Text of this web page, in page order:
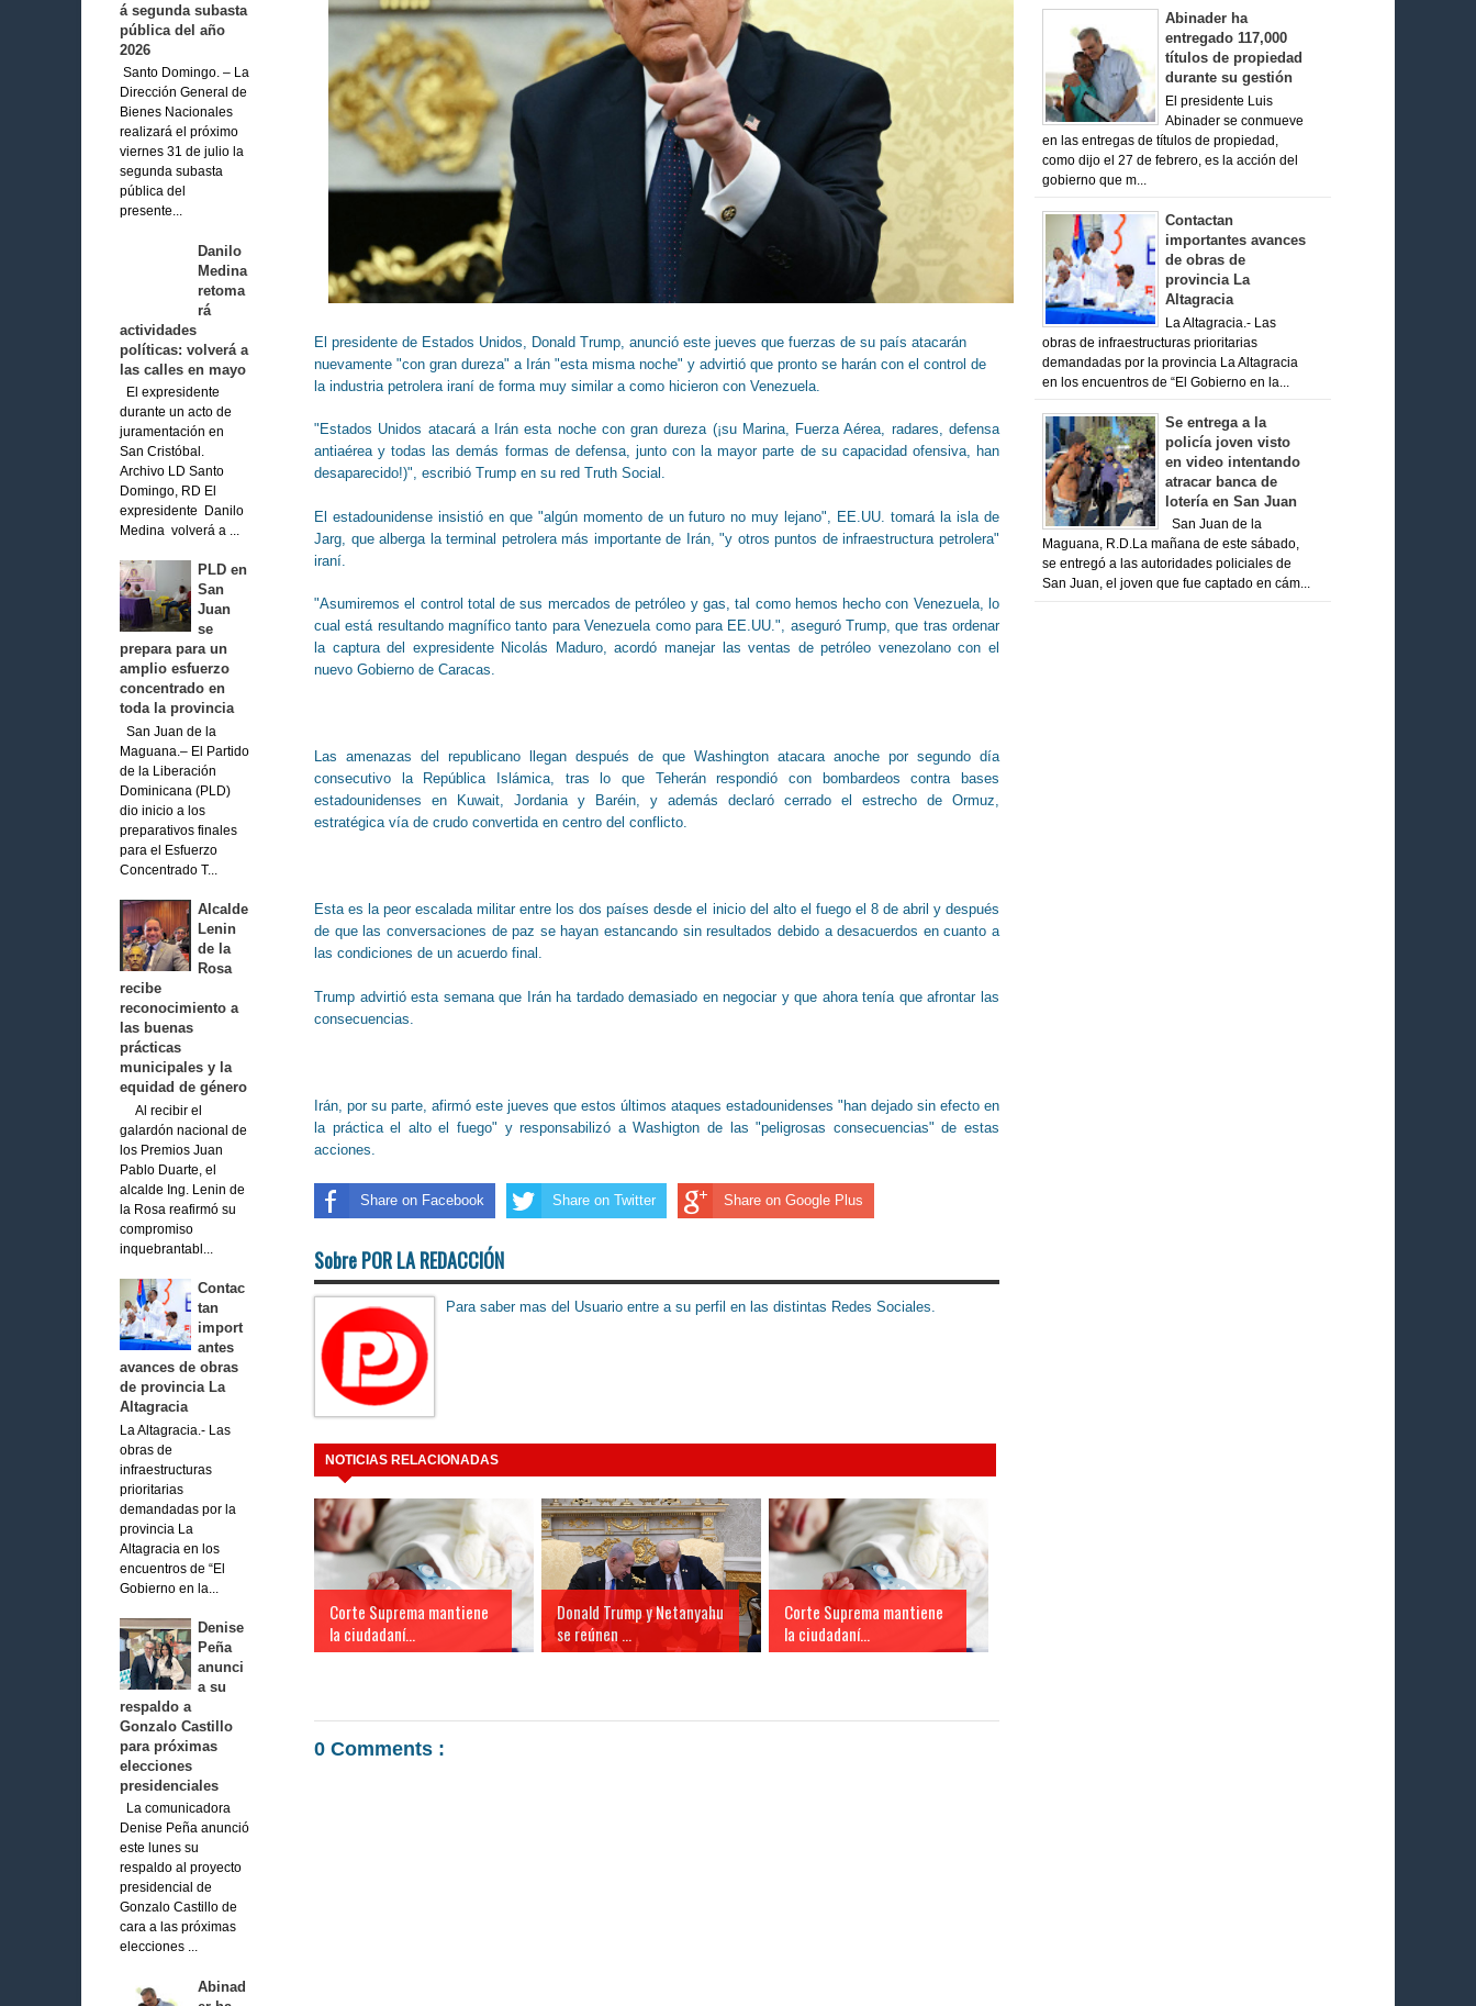
á segunda subasta
pública del año
2026
Santo Domingo. – La
Dirección General de
Bienes Nacionales
realizará el próximo
viernes 31 de julio la
segunda subasta
pública del
presente...
Danilo
Medina
retoma
rá
actividades
políticas: volverá a
las calles en mayo
El expresidente
durante un acto de
juramentación en
San Cristóbal.
Archivo LD Santo
Domingo, RD El
expresidente Danilo
Medina volverá a ...
PLD en
San
Juan
se
prepara para un
amplio esfuerzo
concentrado en
toda la provincia
San Juan de la
Maguana.– El Partido
de la Liberación
Dominicana (PLD)
dio inicio a los
preparativos finales
para el Esfuerzo
Concentrado T...
Alcalde
Lenin
de la
Rosa
recibe
reconocimiento a
las buenas
prácticas
municipales y la
equidad de género
Al recibir el
galardón nacional de
los Premios Juan
Pablo Duarte, el
alcalde Ing. Lenin de
la Rosa reafirmó su
compromiso
inquebrantabl...
Contac
tan
import
antes
avances de obras
de provincia La
Altagracia
La Altagracia.- Las
obras de
infraestructuras
prioritarias
demandadas por la
provincia La
Altagracia en los
encuentros de “El
Gobierno en la...
Denise
Peña
anunci
a su
respaldo a
Gonzalo Castillo
para próximas
elecciones
presidenciales
La comunicadora
Denise Peña anunció
este lunes su
respaldo al proyecto
presidencial de
Gonzalo Castillo de
cara a las próximas
elecciones ...
Abinad
El presidente de Estados Unidos, Donald Trump, anunció este jueves que fuerzas de su país atacarán
nuevamente "con gran dureza" a Irán "esta misma noche" y advirtió que pronto se harán con el control de
la industria petrolera iraní de forma muy similar a como hicieron con Venezuela.
"Estados Unidos atacará a Irán esta noche con gran dureza (¡su Marina, Fuerza Aérea, radares, defensa
antiaérea y todas las demás formas de defensa, junto con la mayor parte de su capacidad ofensiva, han
desaparecido!)", escribió Trump en su red Truth Social.
El estadounidense insistió en que "algún momento de un futuro no muy lejano", EE.UU. tomará la isla de
Jarg, que alberga la terminal petrolera más importante de Irán, "y otros puntos de infraestructura petrolera"
iraní.
"Asumiremos el control total de sus mercados de petróleo y gas, tal como hemos hecho con Venezuela, lo
cual está resultando magnífico tanto para Venezuela como para EE.UU.", aseguró Trump, que tras ordenar
la captura del expresidente Nicolás Maduro, acordó manejar las ventas de petróleo venezolano con el
nuevo Gobierno de Caracas.
Las amenazas del republicano llegan después de que Washington atacara anoche por segundo día
consecutivo la República Islámica, tras lo que Teherán respondió con bombardeos contra bases
estadounidenses en Kuwait, Jordania y Baréin, y además declaró cerrado el estrecho de Ormuz,
estratégica vía de crudo convertida en centro del conflicto.
Esta es la peor escalada militar entre los dos países desde el inicio del alto el fuego el 8 de abril y después
de que las conversaciones de paz se hayan estancando sin resultados debido a desacuerdos en cuanto a
las condiciones de un acuerdo final.
Trump advirtió esta semana que Irán ha tardado demasiado en negociar y que ahora tenía que afrontar las
consecuencias.
Irán, por su parte, afirmó este jueves que estos últimos ataques estadounidenses "han dejado sin efecto en
la práctica el alto el fuego" y responsabilizó a Washigton de las "peligrosas consecuencias" de estas
acciones.
Share on Facebook Share on Twitter Share on Google Plus
Sobre POR LA REDACCIÓN
Para saber mas del Usuario entre a su perfil en las distintas Redes Sociales.
NOTICIAS RELACIONADAS
Corte Suprema mantiene
la ciudadaní...
Donald Trump y Netanyahu
se reúnen ...
Corte Suprema mantiene
la ciudadaní...
0 Comments :
Abinader ha
entregado 117,000
títulos de propiedad
durante su gestión
El presidente Luis
Abinader se conmueve
en las entregas de títulos de propiedad,
como dijo el 27 de febrero, es la acción del
gobierno que m...
Contactan
importantes avances
de obras de
provincia La
Altagracia
La Altagracia.- Las
obras de infraestructuras prioritarias
demandadas por la provincia La Altagracia
en los encuentros de “El Gobierno en la...
Se entrega a la
policía joven visto
en video intentando
atracar banca de
lotería en San Juan
San Juan de la
Maguana, R.D.La mañana de este sábado,
se entregó a las autoridades policiales de
San Juan, el joven que fue captado en cám...